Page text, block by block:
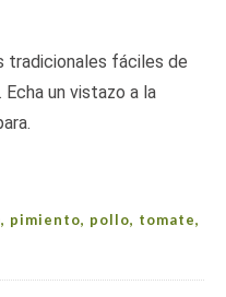
tradicionales fáciles de
un vistazo a la
, pimiento, pollo, tomate,